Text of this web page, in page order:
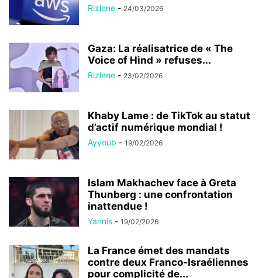
Rizlene - 24/03/2026
Gaza: La réalisatrice de « The
Voice of Hind » refuses...
Rizlene - 23/02/2026
Khaby Lame : de TikTok au statut
d’actif numérique mondial !
Ayyoub - 19/02/2026
Islam Makhachev face à Greta
Thunberg : une confrontation
inattendue !
Yannis - 19/02/2026
La France émet des mandats
contre deux Franco-Israéliennes
pour complicité de...